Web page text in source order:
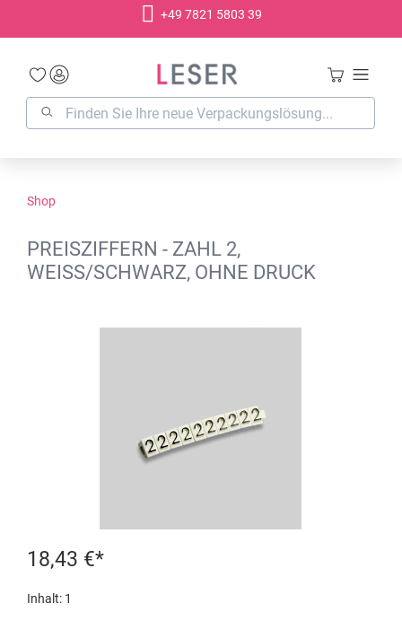
+49 7821 5803 39
Shop
PREISZIFFERN - ZAHL 2,
WEISS/SCHWARZ, OHNE DRUCK
18,43 €*
Inhalt: 1